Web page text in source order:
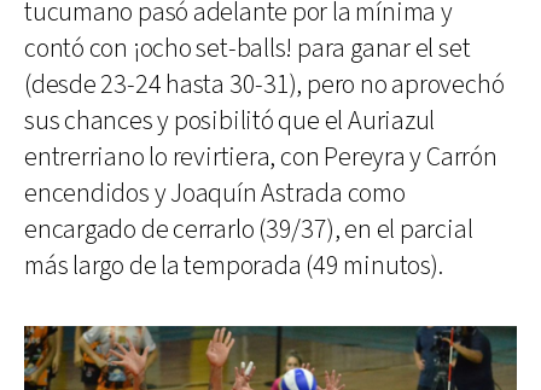
tucumano pasó adelante por la mínima y
contó con ¡ocho set-balls! para ganar el set
(desde 23-24 hasta 30-31), pero no aprovechó
sus chances y posibilitó que el Auriazul
entrerriano lo revirtiera, con Pereyra y Carrón
encendidos y Joaquín Astrada como
encargado de cerrarlo (39/37), en el parcial
más largo de la temporada (49 minutos).